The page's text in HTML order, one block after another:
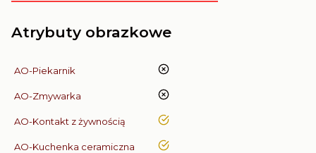
Atrybuty obrazkowe
AO-Piekarnik nie
AO-Zmywarka nie
AO-Kontakt z żywnością tak
AO-Kuchenka ceramiczna tak